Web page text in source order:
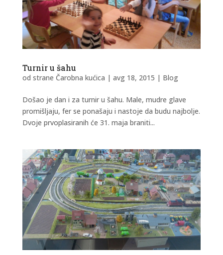
Turnir u šahu
od strane Čarobna kućica | avg 18, 2015 | Blog
Došao je dan i za turnir u šahu. Male, mudre glave
promišljaju, fer se ponašaju i nastoje da budu najbolje.
Dvoje prvoplasiranih će 31. maja braniti...